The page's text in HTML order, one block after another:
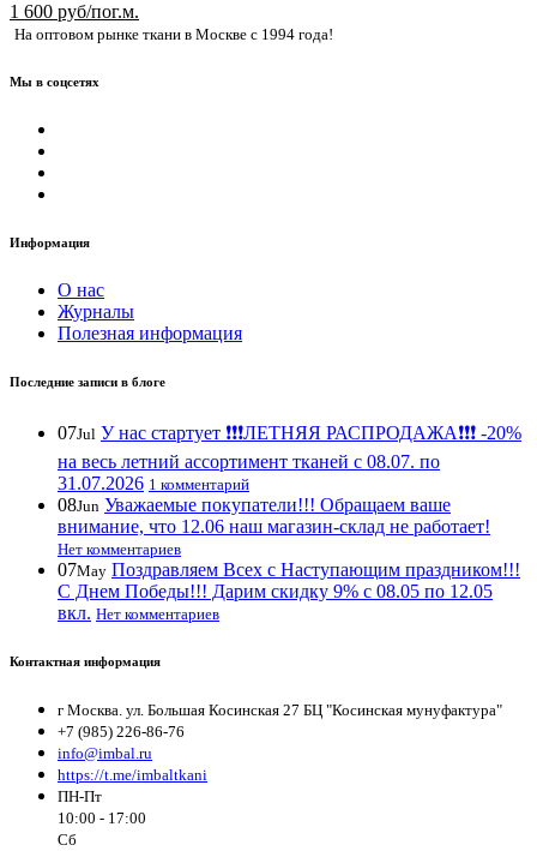
1 600 руб/пог.м.
На оптовом рынке ткани в Москве с 1994 года!
Мы в соцсетях
Информация
О нас
Журналы
Полезная информация
Последние записи в блоге
07Jul У нас стартует ❗️❗️❗️ЛЕТНЯЯ РАСПРОДАЖА❗️❗️❗️ -20%
на весь летний ассортимент тканей с 08.07. по
31.07.2026 1 комментарий
08Jun Уважаемые покупатели!!! Обращаем ваше
внимание, что 12.06 наш магазин-склад не работает!
Нет комментариев
07May Поздравляем Всех с Наступающим праздником!!!
С Днем Победы!!! Дарим скидку 9% с 08.05 по 12.05
вкл. Нет комментариев
Контактная информация
г Москва. ул. Большая Косинская 27 БЦ "Косинская мунуфактура"
+7 (985) 226-86-76
info@imbal.ru
https://t.me/imbaltkani
ПН-Пт
10:00 - 17:00
Сб